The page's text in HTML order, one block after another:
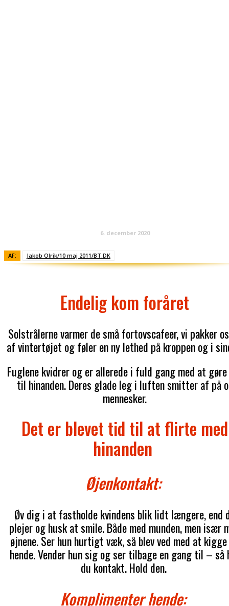
6. december 2020
AF: Jakob Olrik/10 maj 2011/BT.DK
Endelig kom foråret
Solstrålerne varmer de små fortovscafeer, vi pakker
af vintertøjet og føler en ny lethed på kroppen og i
Fuglene kvidrer og er allerede i fuld gang med at
til hinanden. Deres glade leg i luften smitter af på
mennesker.
Det er blevet tid til at flirte med
hinanden
Øjenkontakt:
Øv dig i at fastholde kvindens blik lidt længere, end
plejer og husk at smile. Både med munden, men især
øjnene. Ser hun hurtigt væk, så blev ved med at
hende. Vender hun sig og ser tilbage en gang til – så
du kontakt. Hold den.
Komplimenter hende: